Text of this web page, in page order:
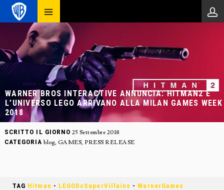
WARNER BROS INTERACTIVE ANNUNCIA: HITMAN2 E
L’UNIVERSO LEGO ARRIVANO ALLA MILAN GAMES WEEK
2018
SCRITTO IL GIORNO 25 Settembre 2018
CATEGORIA blog, GAMES, PRESS RELEASE
TAG Hitman - LEGODcSuperVillains -WarnerGames